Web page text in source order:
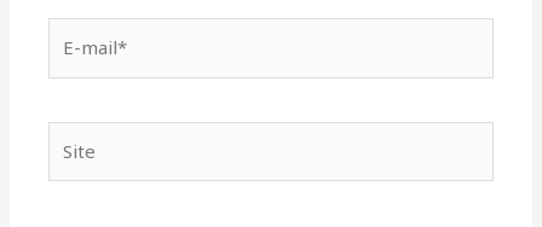
mail*